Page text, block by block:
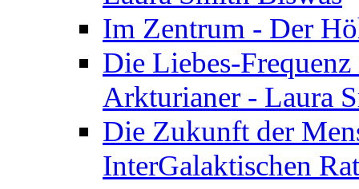
Im Zentrum - Der
Die Liebes-
Arkturianer - Laura
Die Zukunft der
InterGalaktischen